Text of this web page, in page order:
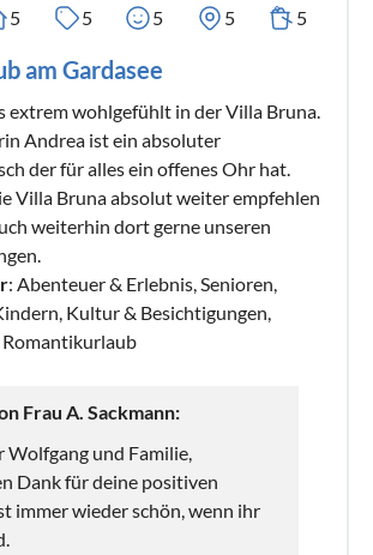
5 5 5 5 5
am Gardasee
extrem wohlgefühlt in der Villa Bruna.
Andrea ist ein absoluter
der für alles ein offenes Ohr hat.
Villa Bruna absolut weiter empfehlen
weiterhin dort gerne unseren
: Abenteuer & Erlebnis, Senioren,
Kultur & Besichtigungen,
Frau A. Sackmann:
Wolfgang und Familie,
Dank für deine positiven
immer wieder schön, wenn ihr